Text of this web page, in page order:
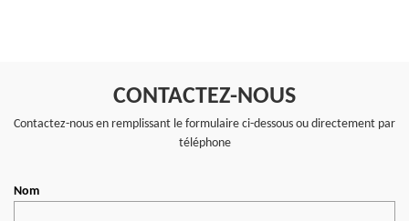
CONTACTEZ-NOUS
Contactez-nous en remplissant le formulaire ci-dessous ou directement par
téléphone
Nom